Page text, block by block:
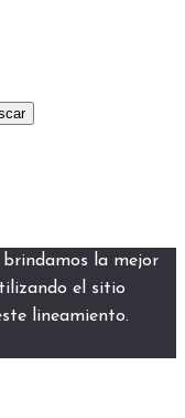
brindamos la mejor
el sitio
lineamiento.